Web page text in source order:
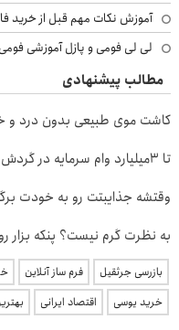
آموزش نکات مهم قبل از خرید
لی لی فومی و پازل آموزشی
مطالب پیشنهادی
کاشت موی طبیعی بدون درد و
تا 3میلیارد وام سرمایه در گردش فروشندگان => فروشگاهت رو ثبت کن
وقتشه جذایبتت رو به خودت
به نظرت گرم نیست؟ پنکه بزار
بازرسی جرثقیل فرم ساز آنلاین
خرید یوسی
اقتصاد ایرانی